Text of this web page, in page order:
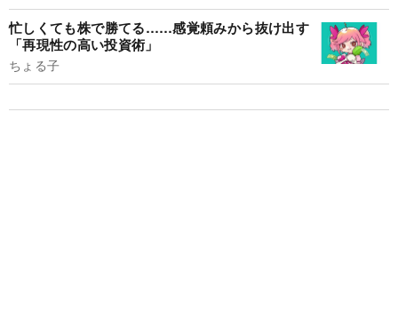
忙しくても株で勝てる……感覚頼みから抜け出す
「再現性の高い投資術」
ちょる子